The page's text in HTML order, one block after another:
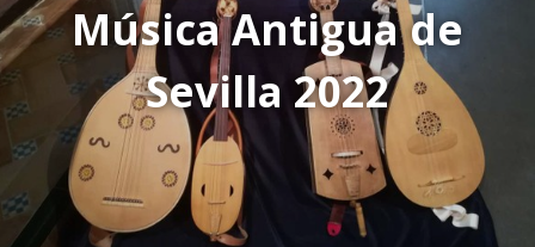
Música Antigua de
Sevilla 2022